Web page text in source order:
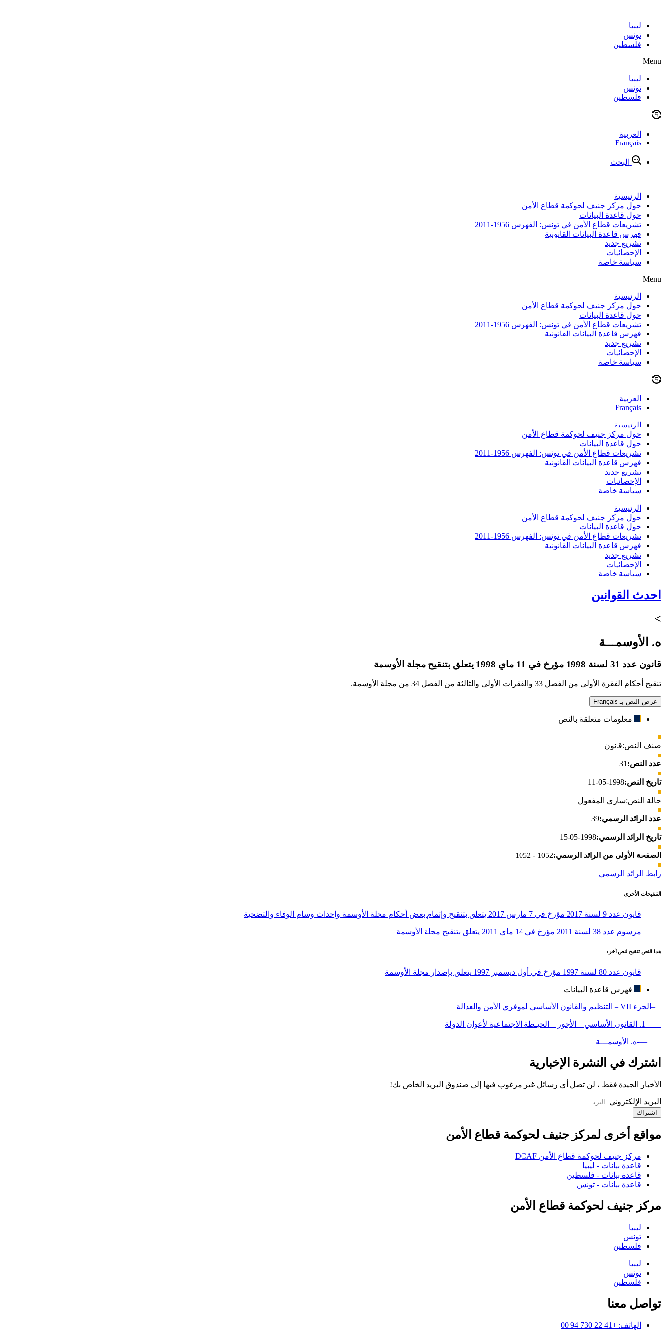
contentليبيا
تونس
فلسطين
Menu
ليبيا
تونس
فلسطين
العربية
Français
البحث
الرئيسية
حول مركز جنيف لحوكمة قطاع الأمن
حول قاعدة البيانات
تشريعات قطاع الأمن في تونس: الفهرس 1956-2011
فهرس قاعدة البيانات القانونية
تشريع جديد
الإحصائيات
سياسة خاصة
Menu
الرئيسية
حول مركز جنيف لحوكمة قطاع الأمن
حول قاعدة البيانات
تشريعات قطاع الأمن في تونس: الفهرس 1956-2011
فهرس قاعدة البيانات القانونية
تشريع جديد
الإحصائيات
سياسة خاصة
العربية
Français
الرئيسية
حول مركز جنيف لحوكمة قطاع الأمن
حول قاعدة البيانات
تشريعات قطاع الأمن في تونس: الفهرس 1956-2011
فهرس قاعدة البيانات القانونية
تشريع جديد
الإحصائيات
سياسة خاصة
الرئيسية
حول مركز جنيف لحوكمة قطاع الأمن
حول قاعدة البيانات
تشريعات قطاع الأمن في تونس: الفهرس 1956-2011
فهرس قاعدة البيانات القانونية
تشريع جديد
الإحصائيات
سياسة خاصة
احدث القوانين
>
ه. الأوسمـــة
قانون عدد 31 لسنة 1998 مؤرخ في 11 ماي 1998 يتعلق بتنقيح مجلة الأوسمة
تنقيح أحكام الفقرة الأولى من الفصل 33 والفقرات الأولى والثالثة من الفصل 34 من مجلة الأوسمة.
عرض النص بـ Français
معلومات متعلقة بالنص
صنف النص:قانون
عدد النص: 31
تاريخ النص:1998-05-11
حالة النص:ساري المفعول
عدد الرائد الرسمي:39
تاريخ الرائد الرسمي:1998-05-15
الصفحة الأولى من الرائد الرسمي:1052 - 1052
رابط الرائد الرسمي
التنقيحات الأخرى
قانون عدد 9 لسنة 2017 مؤرخ في 7 مارس 2017 يتعلق بتنقيح وإتمام بعض أحكام مجلة الأوسمة وإحداث وسام الوفاء والتضحية
مرسوم عدد 38 لسنة 2011 مؤرخ في 14 ماي 2011 يتعلق بتنقيح مجلة الأوسمة
هذا النص تنقيح لنص آخر:
قانون عدد 80 لسنة 1997 مؤرخ في أول ديسمبر 1997 يتعلق بإصدار مجلة الأوسمة
فهرس قاعدة البيانات
–الجزء VII – التنظيم والقانون الأساسي لموفري الأمن والعدالة
—1. القانون الأساسي – الأجور – الحيـطة الاجتماعية لأعوان الدولة
—-ه. الأوسمـــة
اشترك في النشرة الإخبارية
الأخبار الجيدة فقط ، لن تصل أي رسائل غير مرغوب فيها إلى صندوق البريد الخاص بك!
البريد الإلكتروني
اشتراك
مواقع أخرى لمركز جنيف لحوكمة قطاع الأمن
مركز جنيف لحوكمة قطاع الأمن DCAF
قاعدة بيانات - ليبيا
قاعدة بيانات - فلسطين
قاعدة بيانات - تونس
مركز جنيف لحوكمة قطاع الأمن
ليبيا
تونس
فلسطين
ليبيا
تونس
فلسطين
تواصل معنا
الهاتف: +41 22 730 94 00